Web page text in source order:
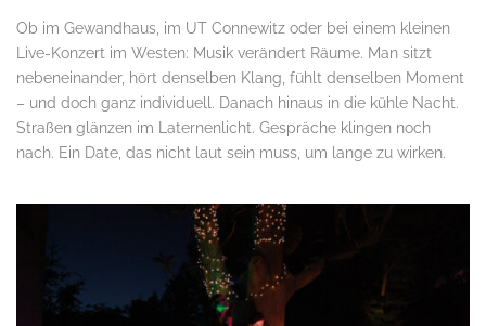
Ob im Gewandhaus, im UT Connewitz oder bei einem kleinen
Live-Konzert im Westen: Musik verändert Räume. Man sitzt
nebeneinander, hört denselben Klang, fühlt denselben Moment
– und doch ganz individuell. Danach hinaus in die kühle Nacht.
Straßen glänzen im Laternenlicht. Gespräche klingen noch
nach. Ein Date, das nicht laut sein muss, um lange zu wirken.